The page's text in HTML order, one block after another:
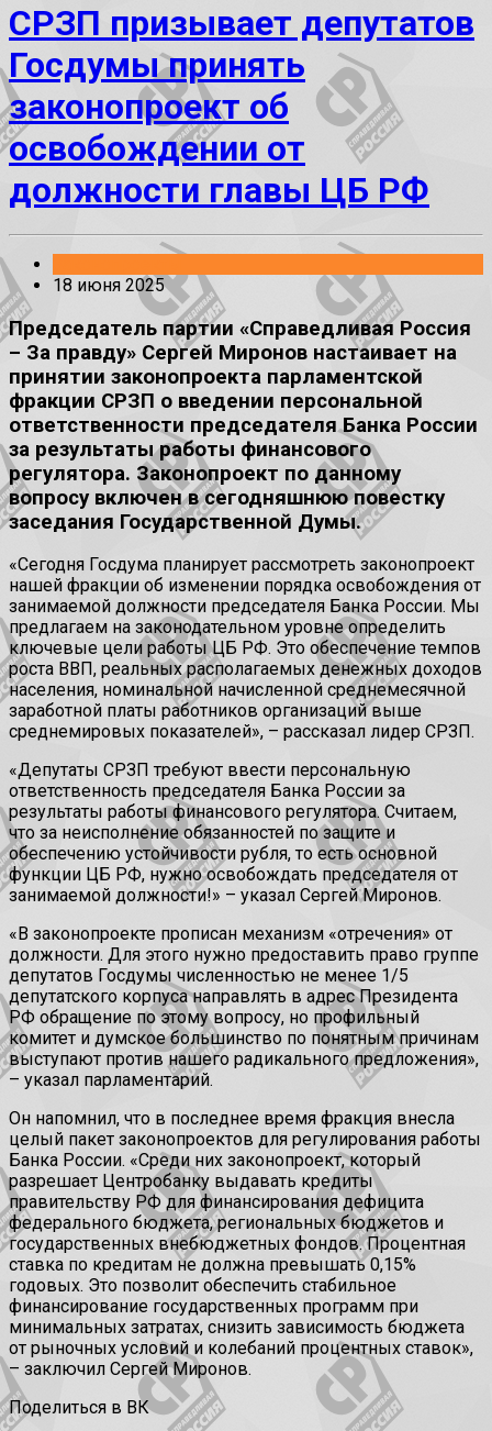
СРЗП призывает депутатов
Госдумы принять
законопроект об
освобождении от
должности главы ЦБ РФ
18 июня 2025
Председатель партии «Справедливая Россия
– За правду» Сергей Миронов настаивает на
принятии законопроекта парламентской
фракции СРЗП о введении персональной
ответственности председателя Банка России
за результаты работы финансового
регулятора. Законопроект по данному
вопросу включен в сегодняшнюю повестку
заседания Государственной Думы.
«Сегодня Госдума планирует рассмотреть законопроект
нашей фракции об изменении порядка освобождения от
занимаемой должности председателя Банка России. Мы
предлагаем на законодательном уровне определить
ключевые цели работы ЦБ РФ. Это обеспечение темпов
роста ВВП, реальных располагаемых денежных доходов
населения, номинальной начисленной среднемесячной
заработной платы работников организаций выше
среднемировых показателей», – рассказал лидер СРЗП.
«Депутаты СРЗП требуют ввести персональную
ответственность председателя Банка России за
результаты работы финансового регулятора. Считаем,
что за неисполнение обязанностей по защите и
обеспечению устойчивости рубля, то есть основной
функции ЦБ РФ, нужно освобождать председателя от
занимаемой должности!» – указал Сергей Миронов.
«В законопроекте прописан механизм «отречения» от
должности. Для этого нужно предоставить право группе
депутатов Госдумы численностью не менее 1/5
депутатского корпуса направлять в адрес Президента
РФ обращение по этому вопросу, но профильный
комитет и думское большинство по понятным причинам
выступают против нашего радикального предложения»,
– указал парламентарий.
Он напомнил, что в последнее время фракция внесла
целый пакет законопроектов для регулирования работы
Банка России. «Среди них законопроект, который
разрешает Центробанку выдавать кредиты
правительству РФ для финансирования дефицита
федерального бюджета, региональных бюджетов и
государственных внебюджетных фондов. Процентная
ставка по кредитам не должна превышать 0,15%
годовых. Это позволит обеспечить стабильное
финансирование государственных программ при
минимальных затратах, снизить зависимость бюджета
от рыночных условий и колебаний процентных ставок»,
– заключил Сергей Миронов.
Поделиться в ВК